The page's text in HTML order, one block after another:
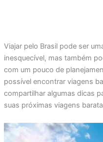
Viajar pelo Brasil pode ser
inesquecível, mas também
com um pouco de
possível encontrar viagens
compartilhar algumas dicas
suas próximas viagens